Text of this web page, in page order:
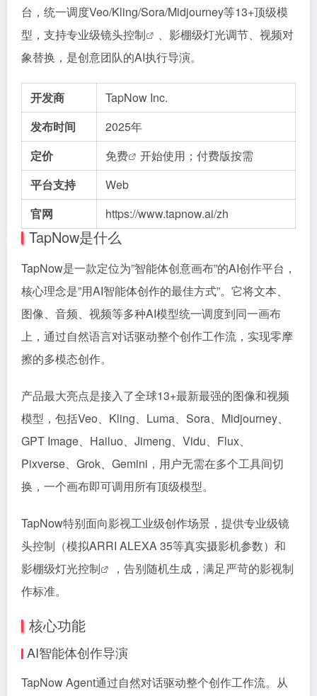
台，统一调度Veo/Kling/Sora/Midjourney等13+顶级模
型，支持专业级镜头控制
、影棚级灯光调节、视频对
象替换，是创意团队的AI执行导演。
开发商
TapNow Inc.
发布时间
2025年
定价
免费
开始使用；付费版按需
平台支持
Web
官网
https://www.tapnow.ai/zh
TapNow是什么
TapNow是一款定位为”智能体创意画布”的AI创作平台，
核心理念是”用AI智能体创作的最佳方式”。它将文本、
图像、音频、视频等多种AI模型统一调度到同一画布
上，通过自然语言对话驱动整个创作工作流，实现零摩
擦的多模态创作。
产品最大亮点是接入了全球13+最新最强的图像和视频
模型，包括Veo、Kling、Luma、Sora、Midjourney、
GPT Image、Hailuo、Jimeng、Vidu、Flux、
Pixverse、Grok、Gemini，用户无需在多个工具间切
换，一个画布即可调用所有顶级模型。
TapNow特别面向影视工业级创作场景，提供专业级镜
头控制（模拟ARRI ALEXA 35等真实摄影机参数）和
影棚级灯光控制
，告别随机生成，满足严苛的影视制
作标准。
核心功能
AI智能体创作导演
TapNow Agent通过自然对话驱动整个创作工作流。从